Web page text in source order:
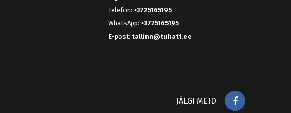
Telefon: +3725165195
WhatsApp: +3725165195
E-post: tallinn@tuhat1.ee
Facebook
JÄLGI MEID